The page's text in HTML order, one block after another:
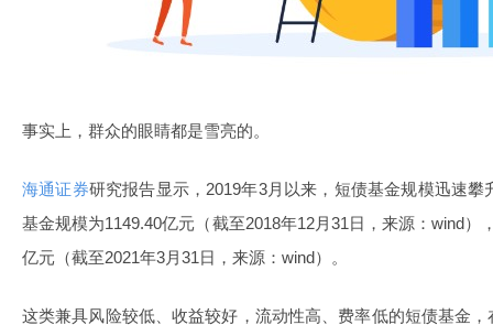
事实上，群众的眼睛都是雪亮的。
海通证券研究报告显示，2019年3月以来，短债基金规模迅速
基金规模为1149.40亿元（截至2018年12月31日，来源：wind）
亿元（截至2021年3月31日，来源：wind）。
这类兼具风险较低、收益较好，流动性高、费率低的短债基金